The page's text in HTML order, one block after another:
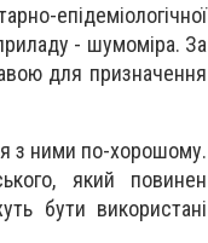
епідеміологічної
- шумоміра. За
для призначення
з ними по-хорошому.
який повинен
бути використані